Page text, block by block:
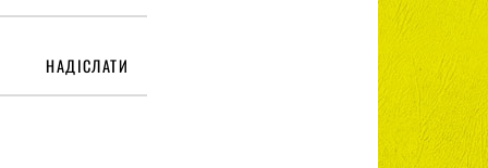
НАДІСЛАТИ